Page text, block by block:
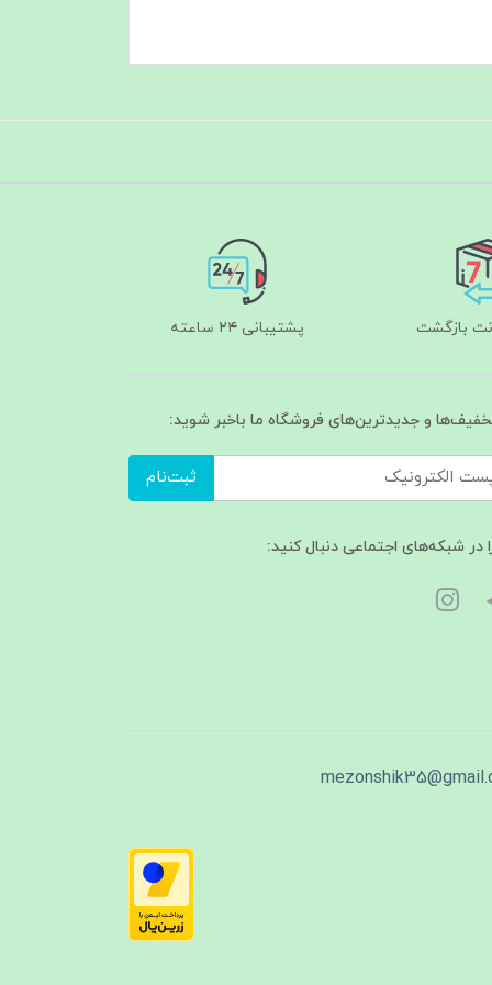
پشتیبانی ۲۴ ساعته
و جدیدترین‌های فروشگاه ما باخبر شوید:
ثبت‌نام
در شبکه‌های اجتماعی دنبال کنید: